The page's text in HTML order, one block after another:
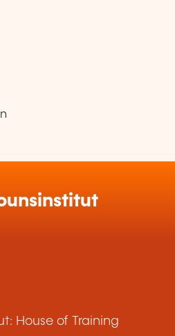
House of Training